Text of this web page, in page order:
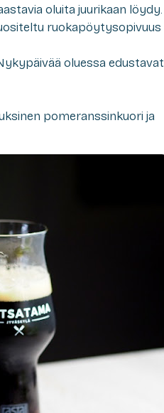
oluita juurikaan löydy.
ruokapöytysopivuus
oluessa edustavat
pomeranssinkuori ja